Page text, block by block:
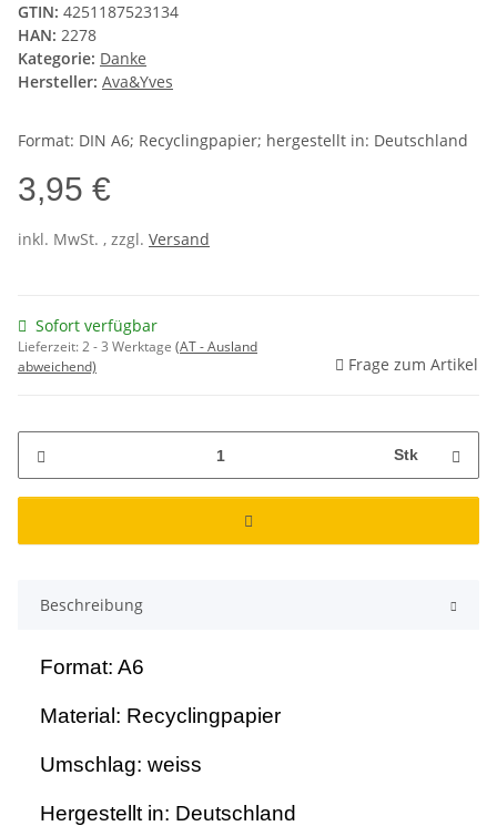
GTIN: 4251187523134
HAN: 2278
Kategorie: Danke
Hersteller: Ava&Yves
Format: DIN A6; Recyclingpapier; hergestellt in: Deutschland
3,95 €
inkl. MwSt. , zzgl. Versand
Sofort verfügbar
Lieferzeit:2 - 3 Werktage (AT - Ausland
abweichend)
Frage zum Artikel
Stk
Beschreibung
Format: A6
Material: Recyclingpapier
Umschlag: weiss
Hergestellt in: Deutschland